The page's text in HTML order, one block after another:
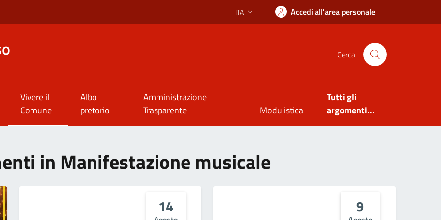
Lingua attiva:
ITA Accedi all'area personale
Cerca
Vivere il
Comune
Albo
pretorio
Amministrazione
Trasparente
Modulistica
Tutti gli
argomenti...
in Manifestazione musicale
14 9